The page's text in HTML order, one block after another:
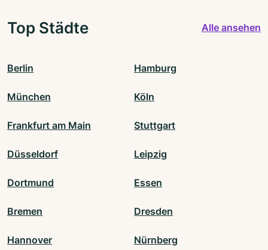
Top Städte Alle ansehen
Berlin Hamburg
München Köln
Frankfurt am Main Stuttgart
Düsseldorf Leipzig
Dortmund Essen
Bremen Dresden
Hannover Nürnberg